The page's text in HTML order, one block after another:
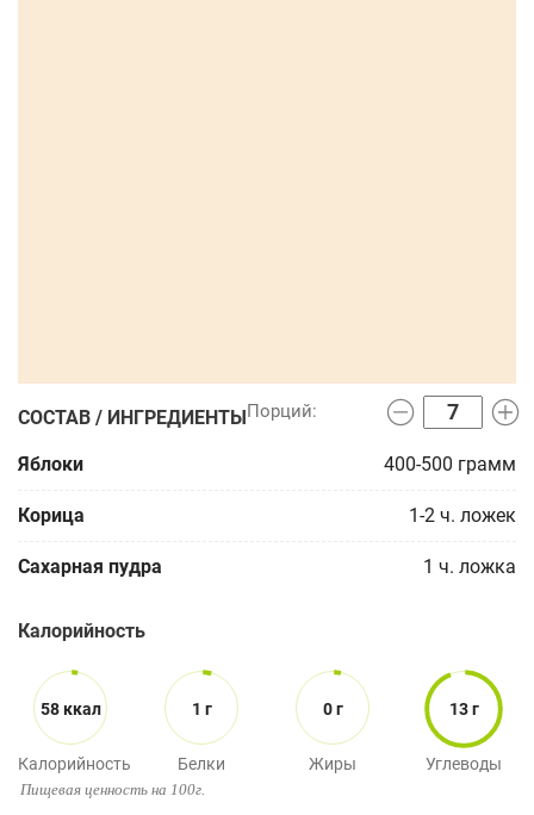
СОСТАВ / ИНГРЕДИЕНТЫ
Яблоки 400-500 грамм
Корица 1-2 ч. ложек
Сахарная пудра 1 ч. ложка
Калорийность
58 ккал
Калорийность
1 г
Белки
0 г
Жиры
13 г
Углеводы
Пищевая ценность на 100г.